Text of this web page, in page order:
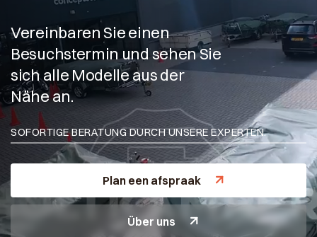
Vereinbaren Sie einen
Besuchstermin und sehen Sie
sich alle Modelle aus der
Nähe an.
SOFORTIGE BERATUNG DURCH UNSERE EXPERTEN.
Plan een afspraak
Über uns